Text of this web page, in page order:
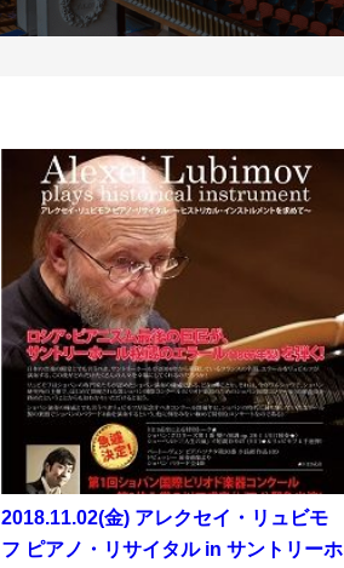
2018.11.02(金) アレクセイ・リュビモ
フ ピアノ・リサイタル in サントリーホ